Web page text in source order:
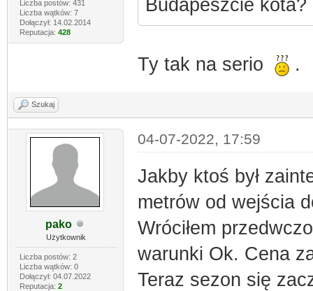
Liczba postów: 431
Liczba wątków: 7
Dołączył: 14.02.2014
Reputacja: 428
Budapeszcie kota?
Ty tak na serio .
Szukaj
pako
Użytkownik
Liczba postów: 2
Liczba wątków: 0
Dołączył: 04.07.2022
Reputacja: 2
04-07-2022, 17:59
Jakby ktoś był
metrów od wejścia
Wróciłem
warunki Ok. Cena
Teraz sezon się